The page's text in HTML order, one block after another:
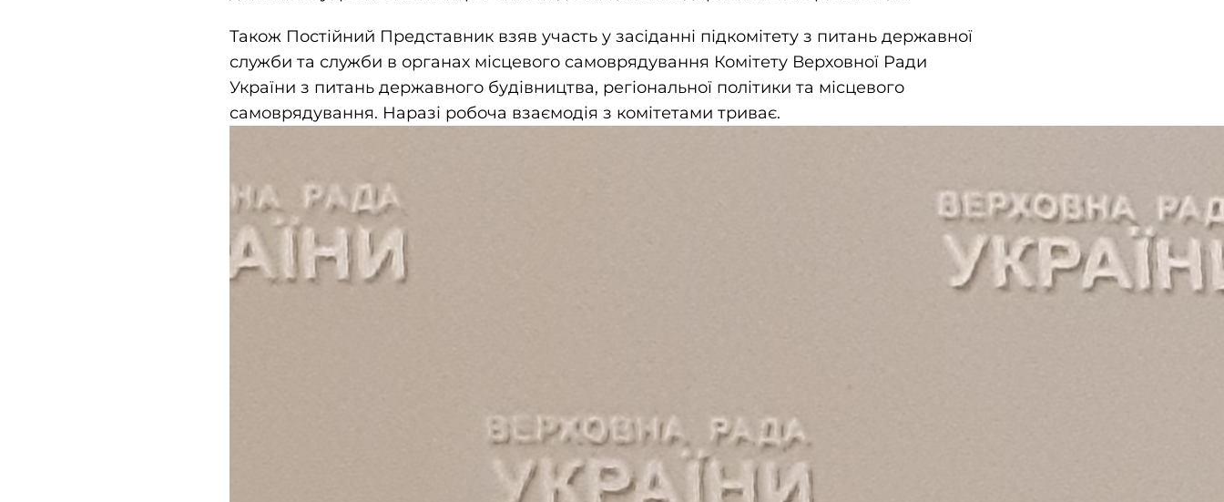
Також Постійний Представник взяв участь у засіданні підкомітету з питань державної
служби та служби в органах місцевого самоврядування Комітету Верховної Ради
України з питань державного будівництва, регіональної політики та місцевого
самоврядування. Наразі робоча взаємодія з комітетами триває.